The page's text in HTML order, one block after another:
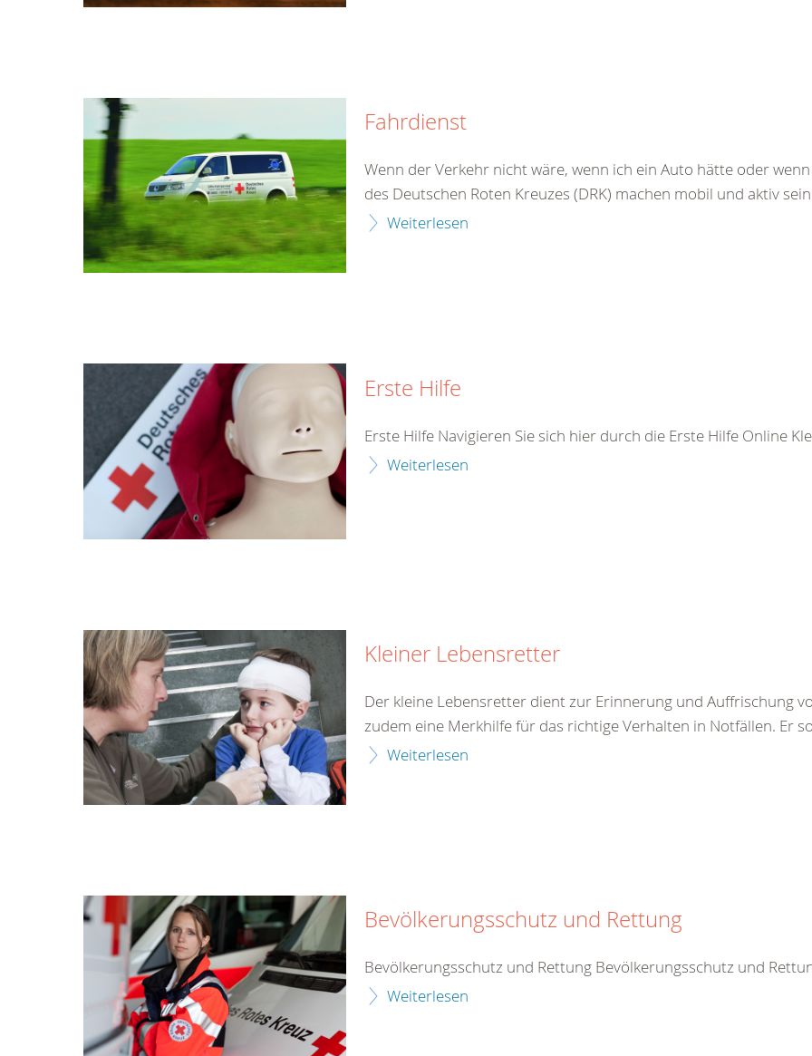
Fahrdienst
Wenn der Verkehr nicht wäre, wenn ich ein Auto hätte oder
des Deutschen Roten Kreuzes (DRK) machen mobil und aktiv
Weiterlesen
Erste Hilfe
Erste Hilfe Navigieren Sie sich hier durch die Erste Hilfe Online
Weiterlesen
Kleiner Lebensretter
Der kleine Lebensretter dient zur Erinnerung und Auffrischung
zudem eine Merkhilfe für das richtige Verhalten in Notfällen. Er
Weiterlesen
Bevölkerungsschutz und Rettung
Bevölkerungsschutz und Rettung Bevölkerungsschutz und
Weiterlesen